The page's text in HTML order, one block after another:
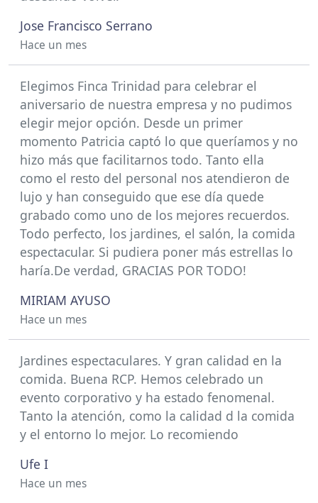
Jose Francisco Serrano
Hace un mes
Elegimos Finca Trinidad para celebrar el
aniversario de nuestra empresa y no pudimos
elegir mejor opción. Desde un primer
momento Patricia captó lo que queríamos y no
hizo más que facilitarnos todo. Tanto ella
como el resto del personal nos atendieron de
lujo y han conseguido que ese día quede
grabado como uno de los mejores recuerdos.
Todo perfecto, los jardines, el salón, la comida
espectacular. Si pudiera poner más estrellas lo
haría.De verdad, GRACIAS POR TODO!
MIRIAM AYUSO
Hace un mes
Jardines espectaculares. Y gran calidad en la
comida. Buena RCP. Hemos celebrado un
evento corporativo y ha estado fenomenal.
Tanto la atención, como la calidad d la comida
y el entorno lo mejor. Lo recomiendo
Ufe I
Hace un mes